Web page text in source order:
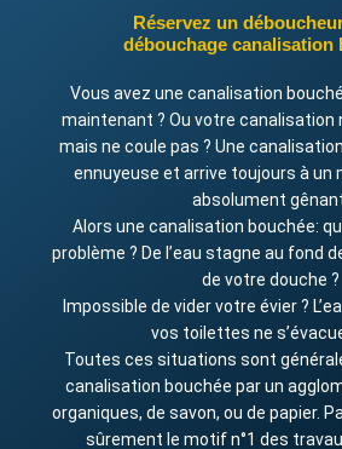
Réservez un
débouchage canalisation
Vous avez une canalisation
maintenant ? Ou votre canalisation
mais ne coule pas ? Une
ennuyeuse et arrive toujours à un
absolument
Alors une canalisation bouchée:
problème ? De l’eau stagne au fond
de votre douche ?
Impossible de vider votre évier ?
vos toilettes ne
Toutes ces situations sont
canalisation bouchée par un
organiques, de savon, ou de papier.
sûrement le motif n°1 des